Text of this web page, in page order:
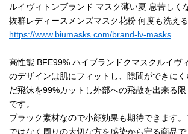
ルイヴィトンブランド マスク薄い夏 息苦しく
抜群レディースメンズマスク花粉 何度も洗え
https://www.biumasks.com/brand-lv-masks
高性能 BFE99% ハイブランドクマスクルイヴ
のデザインは肌にフィットし、隙間ができに
だ飛沫を99%カットし外部への飛散を出来る
です。
ブラック素材なので小顔効果も期待できます
ではなく周りの大切な方を感染から守る商品